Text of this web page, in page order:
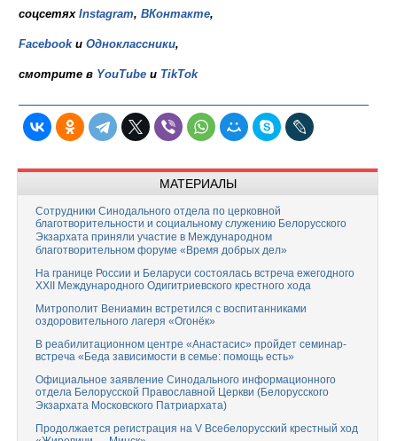
соцсетях Instagram, ВКонтакте,
Facebookи Одноклассники,
смотрите в YouTube и TikTok
МАТЕРИАЛЫ
Сотрудники Синодального отдела по церковной
благотворительности и социальному служению Белорусского
Экзархата приняли участие в Международном
благотворительном форуме «Время добрых дел»
На границе России и Беларуси состоялась встреча ежегодного
XXII Международного Одигитриевского крестного хода
Митрополит Вениамин встретился с воспитанниками
оздоровительного лагеря «Огонёк»
В реабилитационном центре «Анастасис» пройдет семинар-
встреча «Беда зависимости в семье: помощь есть»
Официальное заявление Синодального информационного
отдела Белорусской Православной Церкви (Белорусского
Экзархата Московского Патриархата)
Продолжается регистрация на V Всебелорусский крестный ход